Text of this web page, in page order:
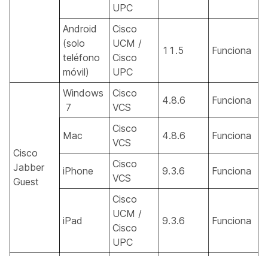
UPC
Android
(solo
teléfono
móvil)
Cisco
UCM /
Cisco
UPC
11.5 Funciona
Cisco
Jabber
Guest
Windows
7
Cisco
VCS
4.8.6 Funciona
Mac
Cisco
VCS
4.8.6 Funciona
iPhone
Cisco
VCS
9.3.6 Funciona
iPad
Cisco
UCM /
Cisco
UPC
9.3.6 Funciona